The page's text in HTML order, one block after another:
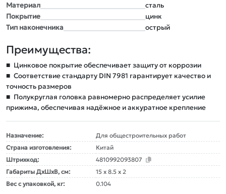
Материал
сталь
Покрытие
цинк
Тип наконечника
острый
Преимущества:
■ Цинковое покрытие обеспечивает защиту от коррозии
■ Соответствие стандарту DIN 7981 гарантирует качество и
точность размеров
■ Полукруглая головка равномерно распределяет усилие
прижима, обеспечивая надёжное и аккуратное крепление
Назначение:
Для общестроительных работ
Страна изготовления:
Китай
Штрихкод:
4810992093807
Габариты ДxШxВ, см:
15 x 8.5 x 2
Вес с упаковкой, кг:
0.104